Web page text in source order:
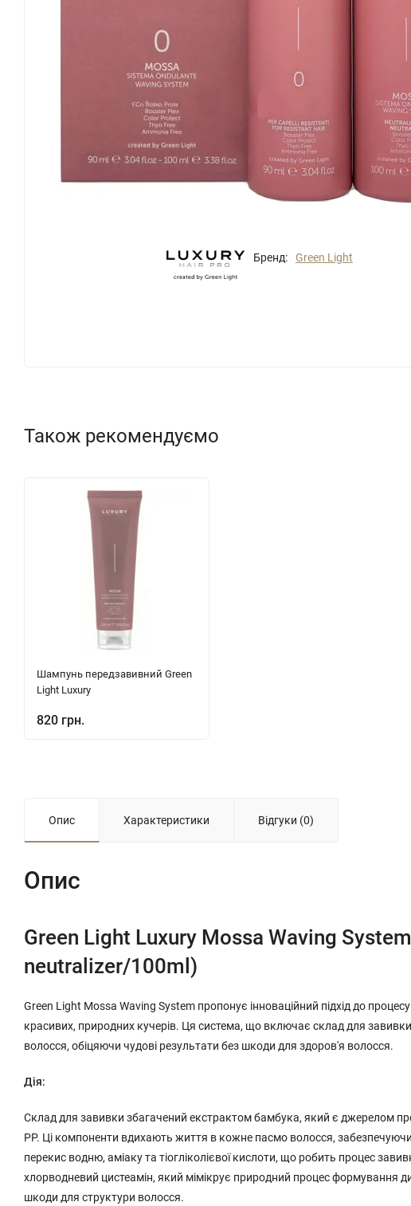
Бренд: Green Light
Також рекомендуємо
Шампунь передзавивний Green
Light Luxury
820 грн.
Опис Характеристики Відгуки (0)
Опис
Green Light Luxury Mossa Waving
neutralizer/100ml)
Green Light Mossa Waving System пропонує інноваційний підхід до
красивих, природних кучерів. Ця система, що включає склад для
волосся, обіцяючи чудові результати без шкоди для здоров'я волосся.
Дія:
Склад для завивки збагачений екстрактом бамбука, який є джерелом
РР. Ці компоненти вдихають життя в кожне пасмо волосся, забезпечуючи
перекис водню, аміаку та тіогліколієвої кислоти, що робить процес
хлорводневий цистеамін, який мімікрує природний процес формування
шкоди для структури волосся.